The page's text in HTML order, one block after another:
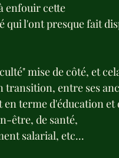
enfouir cette
qui l'ont presque fait
mise de côté, et
transition, entre ses
terme d'éducation et
être, de santé,
salarial, etc...